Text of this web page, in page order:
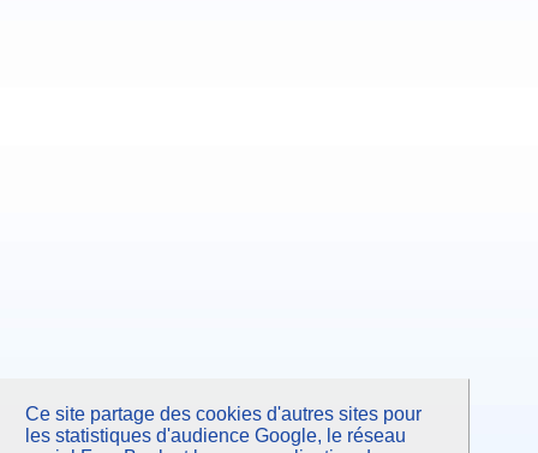
Ce site partage des cookies d'autres sites pour
les statistiques d'audience Google, le réseau